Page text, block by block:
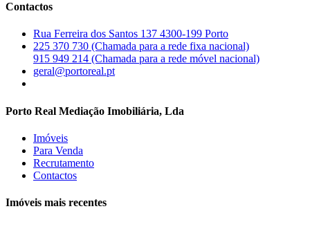
Contactos
Rua Ferreira dos Santos 137 4300-199 Porto
225 370 730 (Chamada para a rede fixa nacional)
915 949 214 (Chamada para a rede móvel nacional)
geral@portoreal.pt
Porto Real Mediação Imobiliária, Lda
Imóveis
Para Venda
Recrutamento
Contactos
Imóveis mais recentes